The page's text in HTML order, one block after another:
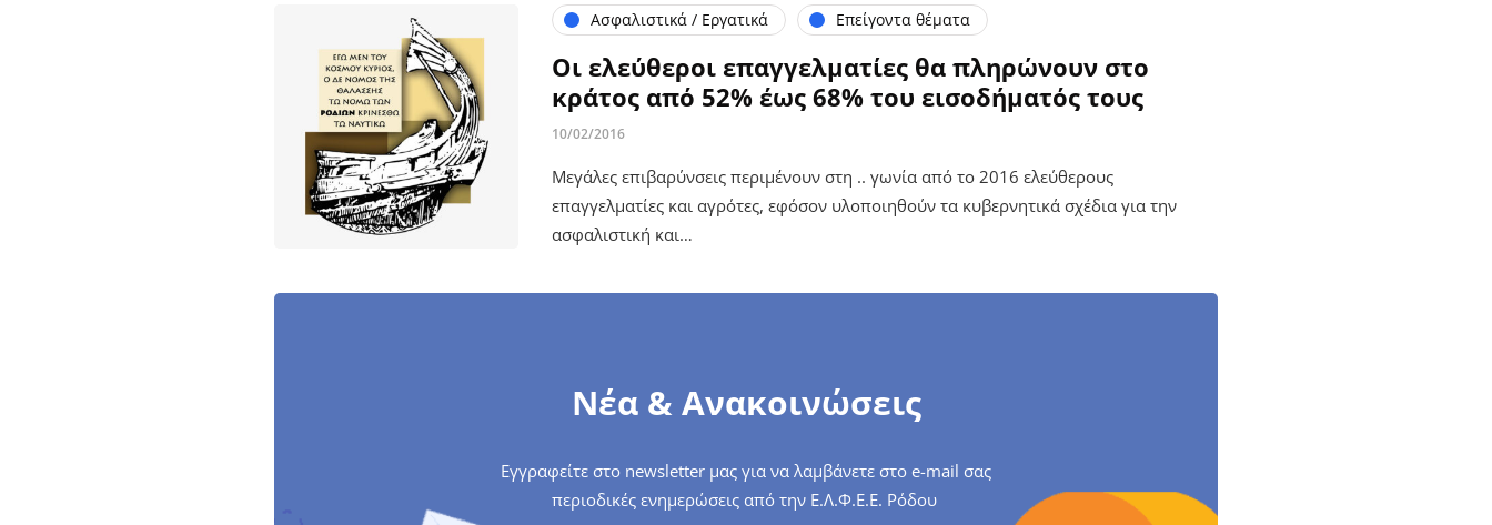
Ασφαλιστικά / Εργατικά Επείγοντα θέματα
Οι ελεύθεροι επαγγελματίες θα πληρώνουν στο
κράτος από 52% έως 68% του εισοδήματός τους
10/02/2016
Μεγάλες επιβαρύνσεις περιμένουν στη .. γωνία από το 2016 ελεύθερους
επαγγελματίες και αγρότες, εφόσον υλοποιηθούν τα κυβερνητικά σχέδια για την
ασφαλιστική και…
Νέα & Ανακοινώσεις
Εγγραφείτε στο newsletter μας για να λαμβάνετε στο e-mail σας
περιοδικές ενημερώσεις από την Ε.Λ.Φ.Ε.Ε. Ρόδου